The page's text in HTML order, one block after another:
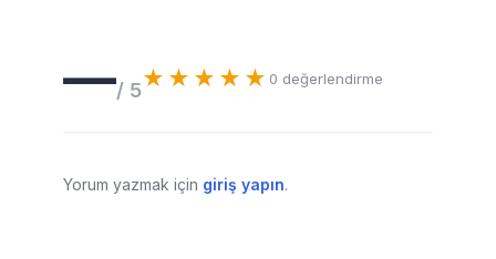
—/ 5★★★★★ 0 değerlendirme
Yorum yazmak için giriş yapın.